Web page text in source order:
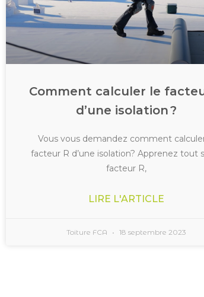
Comment calculer le
d’une isolation ?
Vous vous demandez comment
facteur R d’une isolation? Apprenez tout
facteur R,
LIRE L'ARTICLE
Toiture FCA 18 septembre 2023